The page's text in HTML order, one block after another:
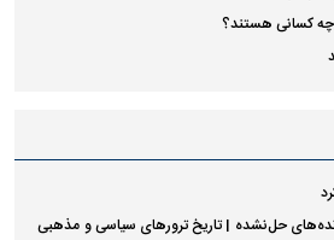
چه کسانی هستند؟
حل‌نشده | تاریخ ترورهای سیاسی و مذهبی